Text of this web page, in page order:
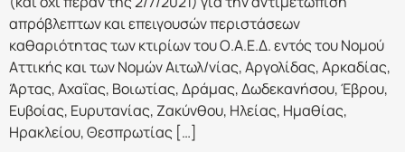
απρόβλεπτων και επειγουσών περιστάσεων
καθαριότητας των κτιρίων του Ο.Α.Ε.Δ. εντός του Νομού
Αττικής και των Νομών Αιτωλ/νίας, Αργολίδας, Αρκαδίας,
Άρτας, Αχαΐας, Βοιωτίας, Δράμας, Δωδεκανήσου, Έβρου,
Ευβοίας, Ευρυτανίας, Ζακύνθου, Ηλείας, Ημαθίας,
Ηρακλείου, Θεσπρωτίας […]